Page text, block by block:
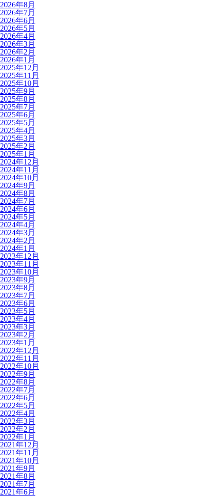
2026年8月
2026年7月
2026年6月
2026年5月
2026年4月
2026年3月
2026年2月
2026年1月
2025年12月
2025年11月
2025年10月
2025年9月
2025年8月
2025年7月
2025年6月
2025年5月
2025年4月
2025年3月
2025年2月
2025年1月
2024年12月
2024年11月
2024年10月
2024年9月
2024年8月
2024年7月
2024年6月
2024年5月
2024年4月
2024年3月
2024年2月
2024年1月
2023年12月
2023年11月
2023年10月
2023年9月
2023年8月
2023年7月
2023年6月
2023年5月
2023年4月
2023年3月
2023年2月
2023年1月
2022年12月
2022年11月
2022年10月
2022年9月
2022年8月
2022年7月
2022年6月
2022年5月
2022年4月
2022年3月
2022年2月
2022年1月
2021年12月
2021年11月
2021年10月
2021年9月
2021年8月
2021年7月
2021年6月